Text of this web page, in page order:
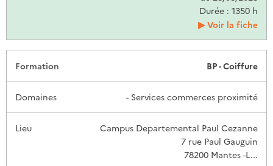
Durée : 1350 h
Voir la fiche
BP - Coiffure
- Services commerces proximité
Campus Departemental Paul Cezanne
7 rue Paul Gauguin
78200 Mantes -L...